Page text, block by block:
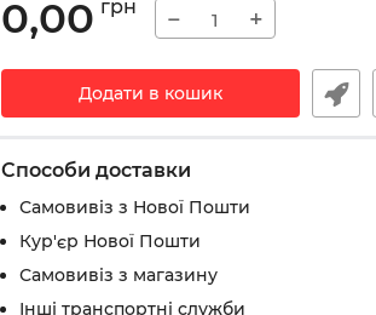
0,00 грн − +
Додати в кошик
Способи доставки
Самовивіз з Нової Пошти
Кур'єр Нової Пошти
Самовивіз з магазину
Інші транспортні служби